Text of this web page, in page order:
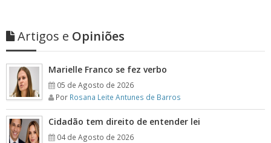
Artigos e Opiniões
Marielle Franco se fez verbo
05 de Agosto de 2026
Por Rosana Leite Antunes de Barros
Cidadão tem direito de entender lei
04 de Agosto de 2026